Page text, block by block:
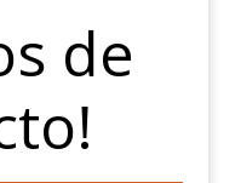
de